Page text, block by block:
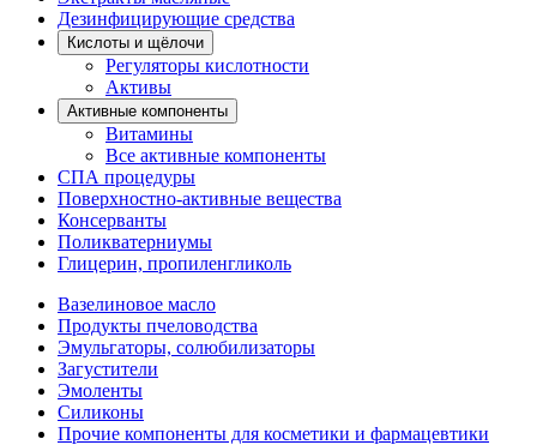
Дезинфицирующие средства
Кислоты и щёлочи
Регуляторы кислотности
Активы
Активные компоненты
Витамины
Все активные компоненты
СПА процедуры
Поверхностно-активные вещества
Консерванты
Поликватерниумы
Глицерин, пропиленгликоль
Вазелиновое масло
Продукты пчеловодства
Эмульгаторы, солюбилизаторы
Загустители
Эмоленты
Силиконы
Прочие компоненты для косметики и фармацевтики